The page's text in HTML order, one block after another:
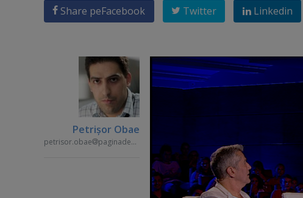
Share peFacebook Twitter Linkedin
Petrişor Obae
petrisor.obae paginademedia.ro